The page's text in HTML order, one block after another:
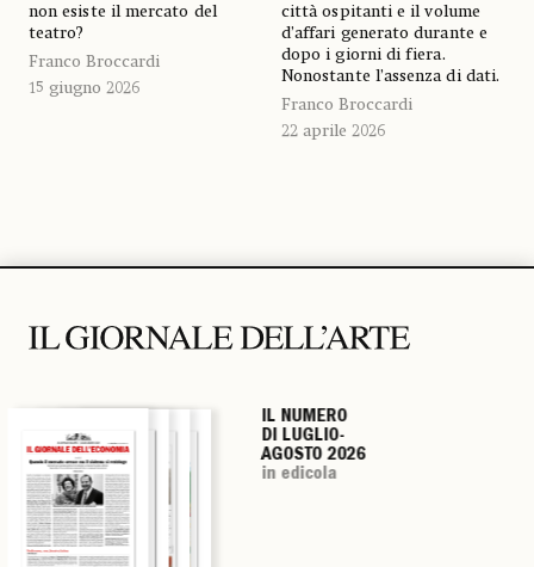
non esiste il mercato del
teatro?
Franco Broccardi
15 giugno 2026
città ospitanti e il volume
d’affari generato durante e
dopo i giorni di fiera.
Nonostante l’assenza di dati.
Franco Broccardi
22 aprile 2026
IL NUMERO
DI LUGLIO-
AGOSTO 2026
in edicola
IL NUMERO
DI LUGLIO-
AGOSTO 2026
in edicola
IL NUMERO
DI LUGLIO-
AGOSTO 2026
in edicola
IL NUMERO
DI LUGLIO-
AGOSTO 2026
in edicola